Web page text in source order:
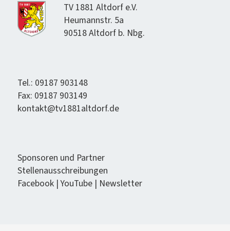
TV 1881 Alt­dorf e.V.
Heumannstr. 5a
90518 Alt­dorf b. Nbg.
Tel.: 09187 903148
Fax: 09187 903149
kontakt@tv1881altdorf.de
Spon­soren und Partner
Stel­lenauss­chrei­bun­gen
Face­book|YouTube| Newslet­ter